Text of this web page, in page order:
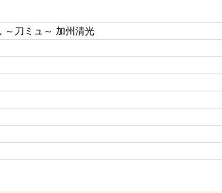
～刀ミュ～ 加州清光